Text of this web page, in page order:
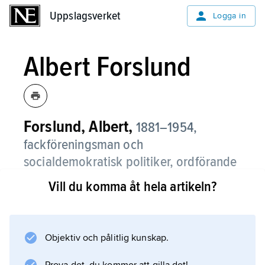
Uppslagsverket Logga in
Albert Forslund
Forslund, Albert, 1881–1954,
fackföreningsman och
socialdemokratisk politiker, ordförande
i Järnvägsmannaförbundet 1918–36, i
februari–september 1936,
1931–51, kommunikationsminister
1936–38 och socialminister 1938–39.
Vill du komma åt hela artikeln?
Objektiv och pålitlig kunskap.